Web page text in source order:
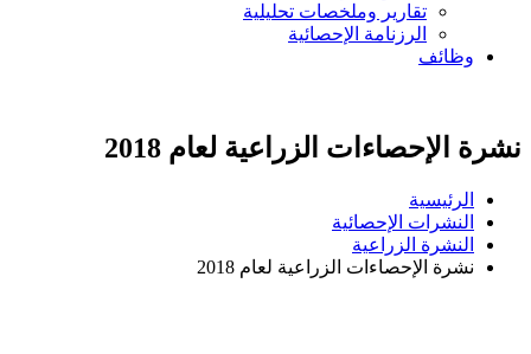
تقارير وملخصات تحليلية
الرزنامة الإحصائية
وظائف
نشرة الإحصاءات الزراعية لعام 2018
الرئيسية
النشرات الإحصائية
النشرة الزراعية
نشرة الإحصاءات الزراعية لعام 2018